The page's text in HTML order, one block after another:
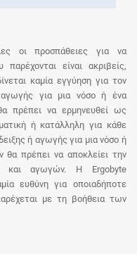
οι προσπάθειες για να
είναι ακριβείς,
καμία εγγύηση για τον
για μια νόσο ή ένα
πρέπει να ερμηνευθεί ως
ή κατάλληλη για κάθε
ή αγωγής για μια νόσο ή
πρέπει να αποκλείει την
και αγωγών. Η Ergobyte
ευθύνη για οποιαδήποτε
με τη βοήθεια των